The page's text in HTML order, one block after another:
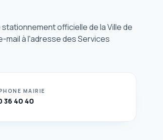
officielle de la Ville de
mail à l'adresse des Services
MAIRIE
36 40 40